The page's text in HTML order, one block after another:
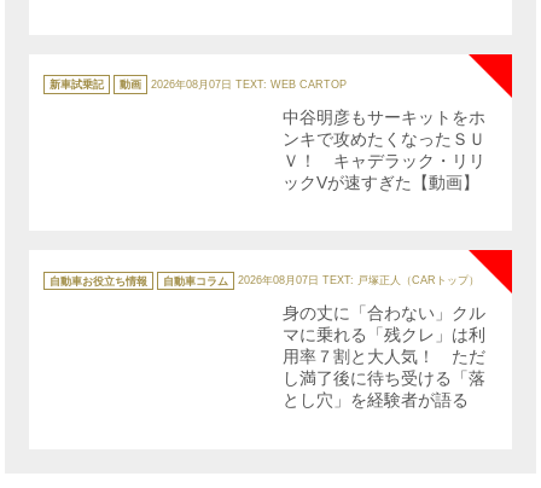
テ
ゴ
新車試乗記 動画 2026年08月07日 TEXT: WEB CARTOP
中谷明彦もサーキットをホ
ンキで攻めたくなったＳＵ
Ｖ！ キャデラック・リリ
ックVが速すぎた【動画】
テ
ゴ
自動車お役立ち情報 自動車コラム 2026年08月07日 TEXT: 戸塚正人（CARトップ）
身の丈に「合わない」クル
マに乗れる「残クレ」は利
用率７割と大人気！ ただ
し満了後に待ち受ける「落
とし穴」を経験者が語る